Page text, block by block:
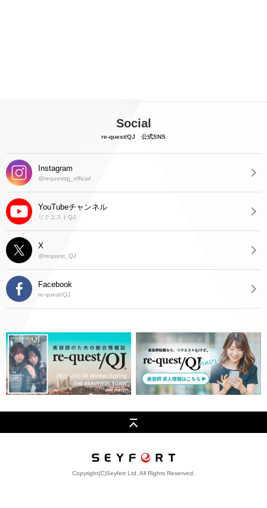
Social
re-quest/QJ 公式SNS
Instagram
@requestqj_official
YouTubeチャンネル
リクエストQJ
X
@request_QJ
Facebook
re-quest/QJ
Copyright(C)Seyfert Ltd. All Rights Reserved.